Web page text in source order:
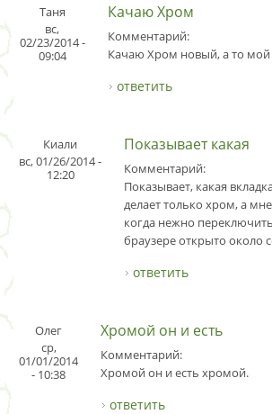
Таня
вс,
02/23/2014 -
09:04
Качаю Хром
Комментарий:
Качаю Хром новый, а то мой
ответить
Киали
вс, 01/26/2014 -
12:20
Показывает какая
Комментарий:
Показывает, какая
делает только хром, а
когда нежно
браузере открыто около
ответить
Олег
ср,
01/01/2014
- 10:38
Хромой он и есть
Комментарий:
Хромой он и есть хромой.
ответить